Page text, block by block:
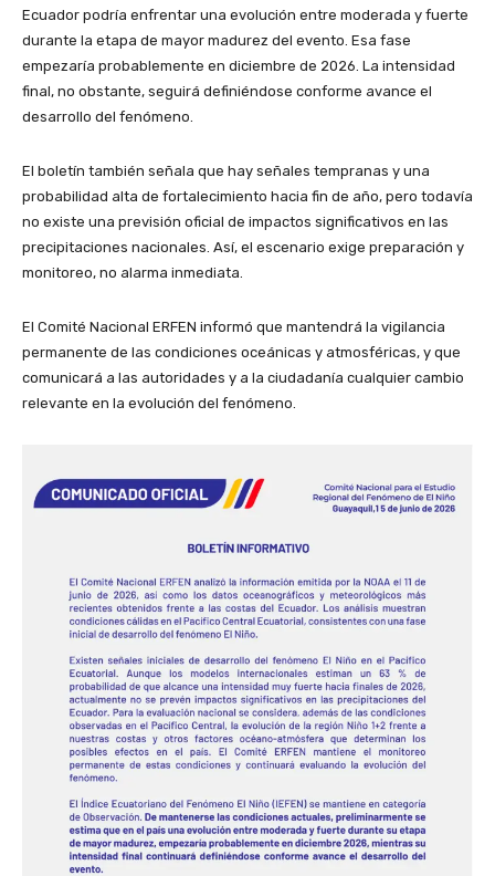
Ecuador podría enfrentar una evolución entre moderada y fuerte
durante la etapa de mayor madurez del evento. Esa fase
empezaría probablemente en diciembre de 2026. La intensidad
final, no obstante, seguirá definiéndose conforme avance el
desarrollo del fenómeno.
El boletín también señala que hay señales tempranas y una
probabilidad alta de fortalecimiento hacia fin de año, pero todavía
no existe una previsión oficial de impactos significativos en las
precipitaciones nacionales. Así, el escenario exige preparación y
monitoreo, no alarma inmediata.
El Comité Nacional ERFEN informó que mantendrá la vigilancia
permanente de las condiciones oceánicas y atmosféricas, y que
comunicará a las autoridades y a la ciudadanía cualquier cambio
relevante en la evolución del fenómeno.